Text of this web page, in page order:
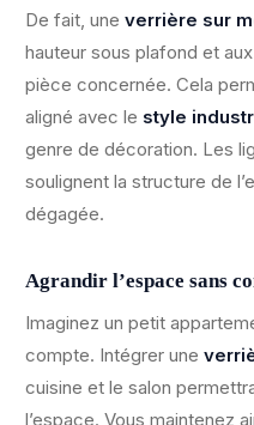
De fait, une verrière sur
hauteur sous plafond et
pièce concernée. Cela
aligné avec le style
genre de décoration. Les
soulignent la structure de
dégagée.
Agrandir l’espace sans
Imaginez un petit
compte. Intégrer une
cuisine et le salon
l’espace. Vous maintenez